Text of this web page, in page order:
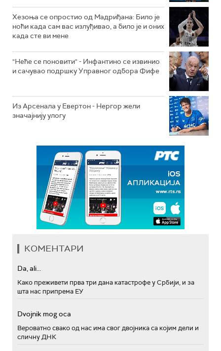
Хезоња се опростио од Мадриђана: Било је
ноћи када сам вас излуђивао, а било је и оних
када сте ви мене
"Неће се поновити" - Инфантино се извинио
и сачувао подршку Управног одбора Фифе
Из Арсенала у Евертон - Нергор жели
значајнију улогу
КОМЕНТАРИ
Da, ali...
Како преживети прва три дана катастрофе у Србији, и за
шта нас припрема ЕУ
Dvojnik mog oca
Вероватно свако од нас има свог двојника са којим дели и
сличну ДНК